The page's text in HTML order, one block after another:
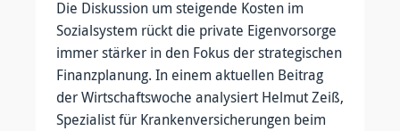
Die Diskussion um steigende Kosten im
Sozialsystem rückt die private Eigenvorsorge
immer stärker in den Fokus der strategischen
Finanzplanung. In einem aktuellen Beitrag
der Wirtschaftswoche analysiert Helmut Zeiß,
Spezialist für Krankenversicherungen beim